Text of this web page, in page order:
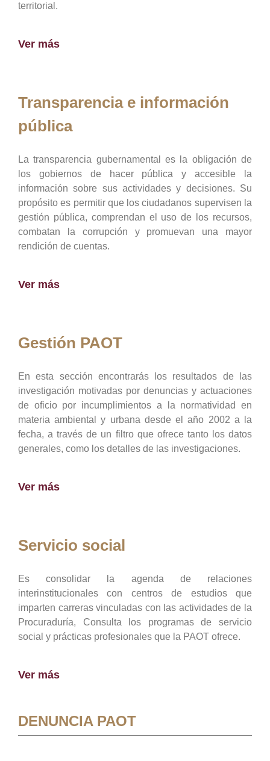
territorial.
Ver más
Transparencia e información
pública
La transparencia gubernamental es la obligación de
los gobiernos de hacer pública y accesible la
información sobre sus actividades y decisiones. Su
propósito es permitir que los ciudadanos supervisen la
gestión pública, comprendan el uso de los recursos,
combatan la corrupción y promuevan una mayor
rendición de cuentas.
Ver más
Gestión PAOT
En esta sección encontrarás los resultados de las
investigación motivadas por denuncias y actuaciones
de oficio por incumplimientos a la normatividad en
materia ambiental y urbana desde el año 2002 a la
fecha, a través de un filtro que ofrece tanto los datos
generales, como los detalles de las investigaciones.
Ver más
Servicio social
Es consolidar la agenda de relaciones
interinstitucionales con centros de estudios que
imparten carreras vinculadas con las actividades de la
Procuraduría, Consulta los programas de servicio
social y prácticas profesionales que la PAOT ofrece.
Ver más
DENUNCIA PAOT